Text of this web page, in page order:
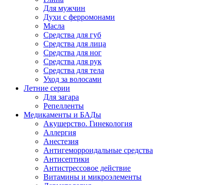
Для мужчин
Духи с ферромонами
Масла
Средства для губ
Средства для лица
Средства для ног
Средства для рук
Средства для тела
Уход за волосами
Летние серии
Для загара
Репелленты
Медикаменты и БАДы
Акушерство. Гинекология
Аллергия
Анестезия
Антигеморроидальные средства
Антисептики
Антистрессовое действие
Витамины и микроэлементы